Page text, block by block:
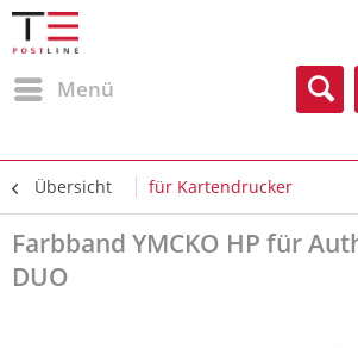
Menü
Übersicht für Kartendrucker
Farbband YMCKO HP für
DUO